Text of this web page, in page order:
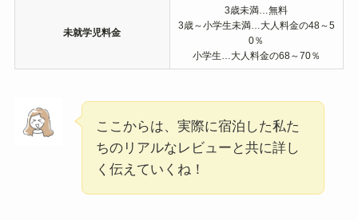
未就学児料金
3歳未満…無料
3歳～小学生未満…大人料金の48～5
0％
小学生…大人料金の68～70％
ここからは、実際に宿泊した私た
ちのリアルなレビューと共に詳し
く伝えていくね！